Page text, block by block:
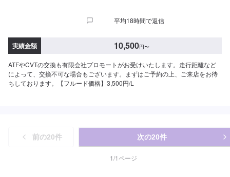
平均18時間で返信
実績金額 10,500円〜
ATFやCVTの交換も有限会社プロモートがお受けいたします。走行距離など
によって、交換不可な場合もございます。まずはご予約の上、ご来店をお待
ちしております。【フルード価格】3,500円/L
前の20件 次の20件
1/1ページ